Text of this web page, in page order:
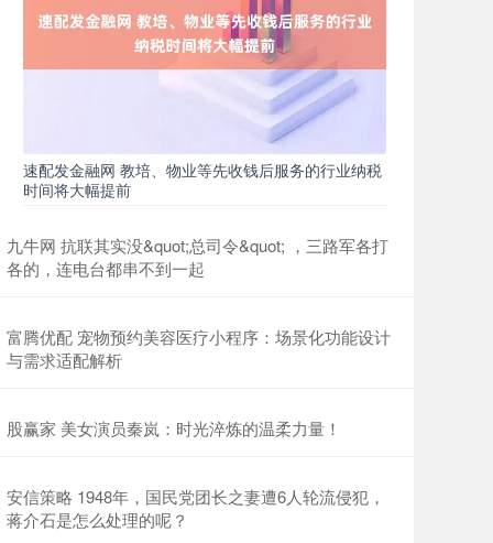
速配发金融网 教培、物业等先收钱后服务的行业纳税
时间将大幅提前
九牛网 抗联其实没&quot;总司令&quot; ，三路军各打
各的，连电台都串不到一起
富腾优配 宠物预约美容医疗小程序：场景化功能设计
与需求适配解析
股赢家 美女演员秦岚：时光淬炼的温柔力量！
安信策略 1948年，国民党团长之妻遭6人轮流侵犯，
蒋介石是怎么处理的呢？